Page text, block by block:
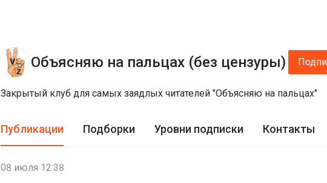
Объясняю на пальцах (без цензуры)
Закрытый клуб для самых заядлых читателей "Объясняю на пальцах"
Публикации Подборки Уровни подписки Контакты
08 июля 12:38